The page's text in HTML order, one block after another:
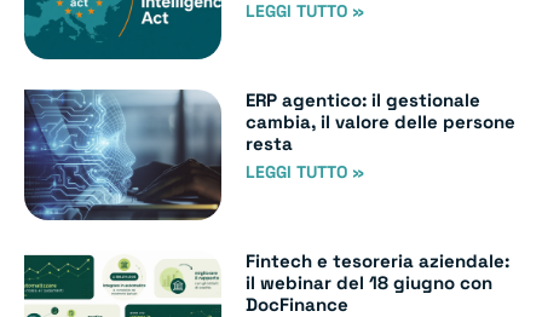
LEGGI TUTTO »
ERP agentico: il gestionale
cambia, il valore delle persone
resta
LEGGI TUTTO »
Fintech e tesoreria aziendale:
il webinar del 18 giugno con
DocFinance